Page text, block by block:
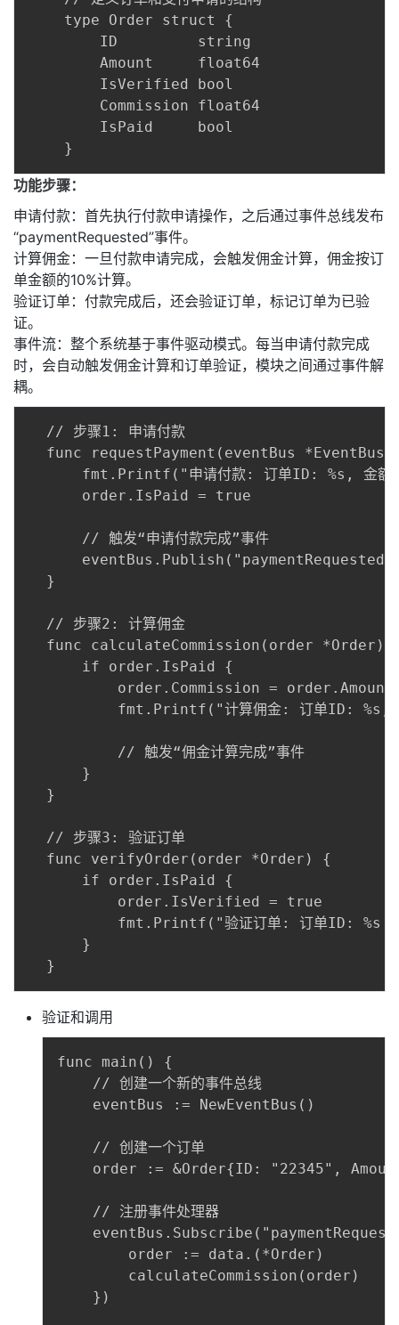
    type Order struct {
        ID         string
        Amount     float64
        IsVerified bool
        Commission float64
        IsPaid     bool
功能步骤：
申请付款：首先执行付款申请操作，之后通过事件总线发布
“paymentRequested”事件。
计算佣金：一旦付款申请完成，会触发佣金计算，佣金按订
单金额的10%计算。
验证订单：付款完成后，还会验证订单，标记订单为已验
证。
事件流：整个系统基于事件驱动模式。每当申请付款完成
时，会自动触发佣金计算和订单验证，模块之间通过事件解
耦。
  // 步骤1: 申请付款
func requestPayment(eventBus
fmt.Printf("申请付款: 订单ID: %s, 金
      order.IsPaid = true
      // 触发“申请付款完成”事件
  }
  // 步骤2: 计算佣金
func calculateCommission(order *Order)
      if order.IsPaid {
order.Commission = order.Amount
fmt.Printf("计算佣金: 订单ID:
          // 触发“佣金计算完成”事件
      }
  }
  // 步骤3: 验证订单
  func verifyOrder(order *Order) {
      if order.IsPaid {
          order.IsVerified = true
fmt.Printf("验证订单: 订单ID: %s
      }
验证和调用
func main() {
    // 创建一个新的事件总线
    eventBus := NewEventBus()
    // 创建一个订单
order := &Order{ID: "22345",
    // 注册事件处理器
        order := data.(*Order)
        calculateCommission(order)
    })